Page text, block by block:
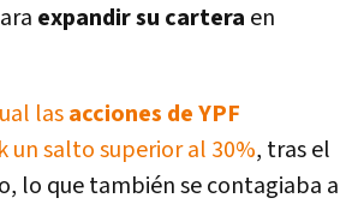
expandir su cartera en
lasacciones de YPF
un salto superior al 30%, tras el
lo que también se contagiaba a